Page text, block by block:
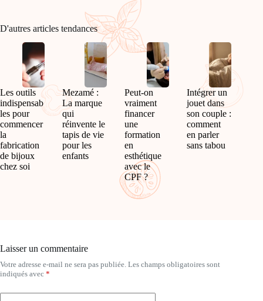
D'autres articles tendances
Les outils
indispensab
les pour
commencer
la
fabrication
de bijoux
chez soi
Mezamé :
La marque
qui
réinvente le
tapis de vie
pour les
enfants
Peut-on
vraiment
financer
une
formation
en
esthétique
avec le
CPF ?
Intégrer un
jouet dans
son couple :
comment
en parler
sans tabou
Laisser un commentaire
Votre adresse e-mail ne sera pas publiée. Les champs obligatoires sont
indiqués avec *
A
l